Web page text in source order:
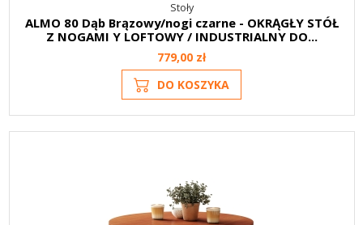
Stoły
ALMO 80 Dąb Brązowy/nogi czarne - OKRĄGŁY STÓŁ
Z NOGAMI Y LOFTOWY / INDUSTRIALNY DO...
779,00 zł
DO KOSZYKA